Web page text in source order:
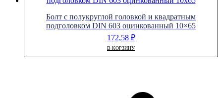
Болт с полукруглой головкой и квадратным
подголовком DIN 603 оцинкованный 10×65
172,58 ₽
В КОРЗИНУ